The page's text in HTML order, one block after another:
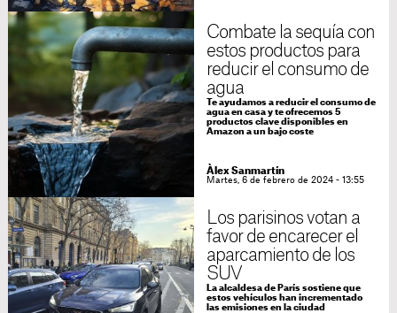
Combate la sequía con
estos productos para
reducir el consumo de
agua
Te ayudamos a reducir el consumo de
agua en casa y te ofrecemos 5
productos clave disponibles en
Amazon a un bajo coste
Àlex Sanmartín
Martes, 6 de febrero de 2024 - 13:55
Los parisinos votan a
favor de encarecer el
aparcamiento de los
SUV
La alcaldesa de París sostiene que
estos vehículos han incrementado
las emisiones en la ciudad